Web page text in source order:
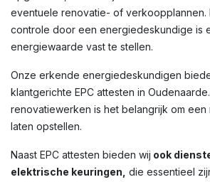
eventuele renovatie- of verkoopplannen.
controle door een energiedeskundige is
energiewaarde vast te stellen.
Onze erkende energiedeskundigen
klantgerichte EPC attesten in Oudenaarde
renovatiewerken is het belangrijk om een
laten opstellen.
Naast EPC attesten bieden wij ook
elektrische keuringen, die essentieel